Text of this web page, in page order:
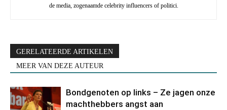
de media, zogenaamde celebrity influencers of politici.
GERELATEERDE ARTIKELEN
MEER VAN DEZE AUTEUR
Bondgenoten op links – Ze jagen onze
machthebbers angst aan